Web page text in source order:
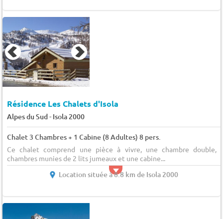
Résidence Les Chalets d'Isola
Alpes du Sud- Isola 2000
Chalet 3 Chambres + 1 Cabine (8 Adultes) 8 pers.
Ce chalet comprend une pièce à vivre, une chambre double,
chambres munies de 2 lits jumeaux et une cabine...
Location située à 8.8 km de Isola 2000